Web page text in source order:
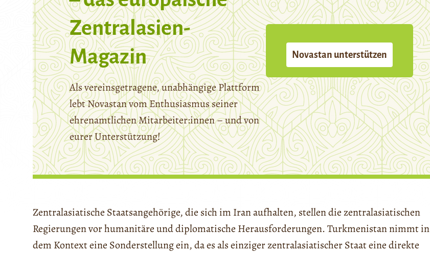
Zentralasien-
Magazin
Als vereinsgetragene, unabhängige Plattform
lebt Novastan vom Enthusiasmus seiner
ehrenamtlichen Mitarbeiter:innen – und von
eurer Unterstützung!
Novastan unterstützen
Zentralasiatische Staatsangehörige, die sich im Iran aufhalten, stellen die zentralasiatischen
Regierungen vor humanitäre und diplomatische Herausforderungen. Turkmenistan nimmt in
dem Kontext eine Sonderstellung ein, da es als einziger zentralasiatischer Staat eine direkte